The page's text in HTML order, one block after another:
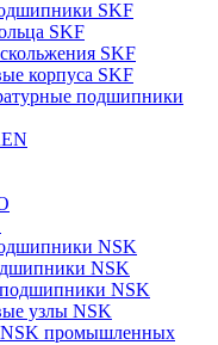
SKF
SKF
SKF
корпуса SKF
подшипники
NSK
NSK
NSK
узлы NSK
промышленных